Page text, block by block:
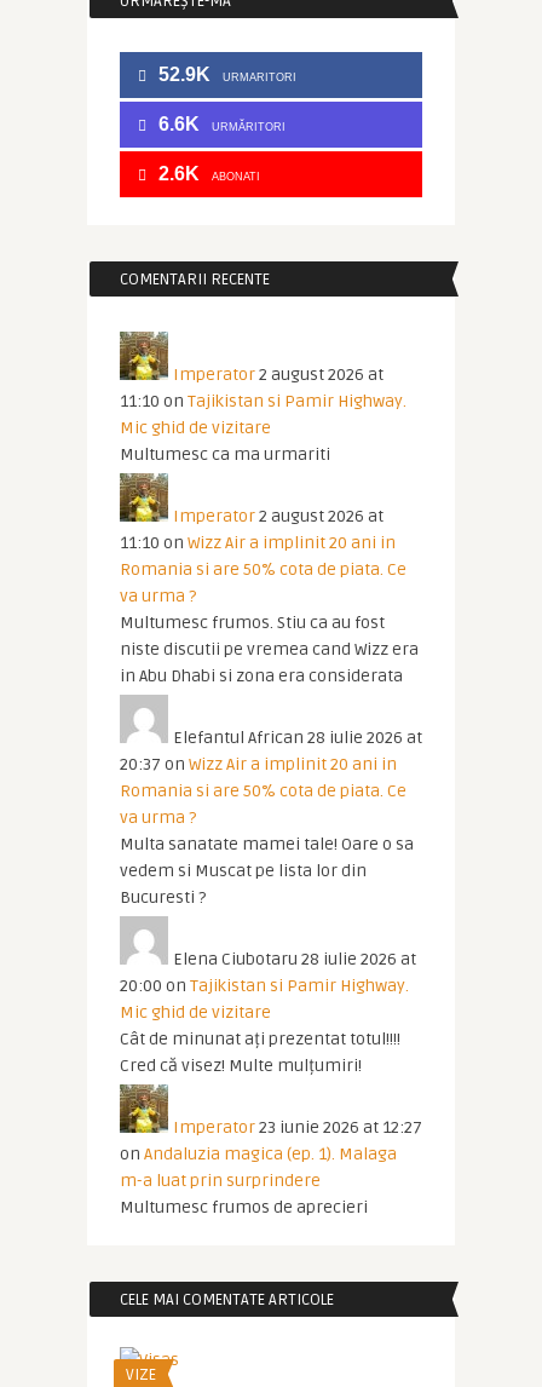
52.9K URMARITORI
6.6K URMĂRITORI
2.6K ABONATI
COMENTARII RECENTE
Imperator2 august 2026 at
11:10 on Tajikistan si Pamir Highway.
Mic ghid de vizitare
Multumesc ca ma urmariti
Imperator2 august 2026 at
11:10 on Wizz Air a implinit 20 ani in
Romania si are 50% cota de piata. Ce
va urma ?
Multumesc frumos. Stiu ca au fost
niste discutii pe vremea cand Wizz era
in Abu Dhabi si zona era considerata
Elefantul African 28 iulie 2026 at
20:37 on Wizz Air a implinit 20 ani in
Romania si are 50% cota de piata. Ce
va urma ?
Multa sanatate mamei tale! Oare o sa
vedem si Muscat pe lista lor din
Bucuresti ?
Elena Ciubotaru 28 iulie 2026 at
20:00 on Tajikistan si Pamir Highway.
Mic ghid de vizitare
Cât de minunat ați prezentat totul!!!!
Cred că visez! Multe mulțumiri!
Imperator23 iunie 2026 at 12:27
on Andaluzia magica (ep. 1). Malaga
m-a luat prin surprindere
Multumesc frumos de aprecieri
CELE MAI COMENTATE ARTICOLE
VIZE